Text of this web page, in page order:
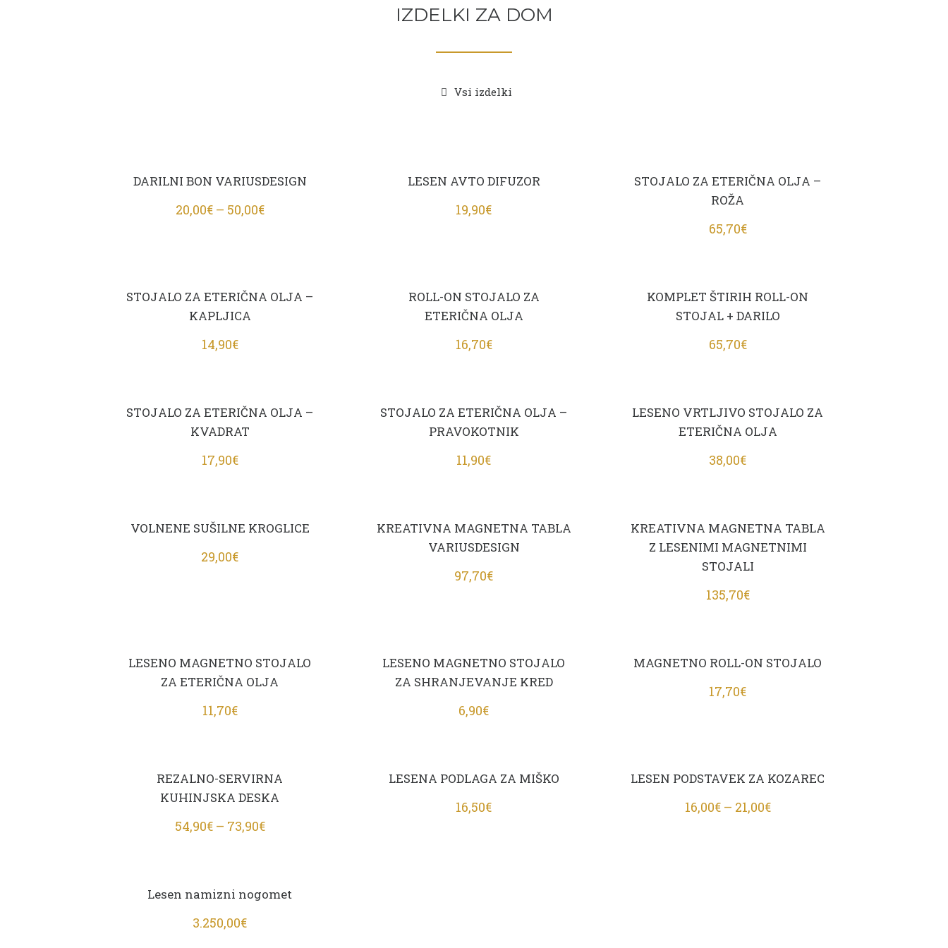
IZDELKI ZA DOM
Vsi izdelki
DARILNI BON VARIUSDESIGN
20,00€– 50,00€
LESEN AVTO DIFUZOR
19,90€
STOJALO ZA ETERIČNA OLJA –
ROŽA
65,70€
STOJALO ZA ETERIČNA OLJA –
KAPLJICA
14,90€
ROLL-ON STOJALO ZA
ETERIČNA OLJA
16,70€
KOMPLET ŠTIRIH ROLL-ON
STOJAL + DARILO
65,70€
STOJALO ZA ETERIČNA OLJA –
KVADRAT
17,90€
STOJALO ZA ETERIČNA OLJA –
PRAVOKOTNIK
11,90€
LESENO VRTLJIVO STOJALO ZA
ETERIČNA OLJA
38,00€
VOLNENE SUŠILNE KROGLICE
29,00€
KREATIVNA MAGNETNA TABLA
VARIUSDESIGN
97,70€
KREATIVNA MAGNETNA TABLA
Z LESENIMI MAGNETNIMI
STOJALI
135,70€
LESENO MAGNETNO STOJALO
ZA ETERIČNA OLJA
11,70€
LESENO MAGNETNO STOJALO
ZA SHRANJEVANJE KRED
6,90€
MAGNETNO ROLL-ON STOJALO
17,70€
REZALNO-SERVIRNA
KUHINJSKA DESKA
54,90€– 73,90€
LESENA PODLAGA ZA MIŠKO
16,50€
LESEN PODSTAVEK ZA KOZAREC
16,00€– 21,00€
Lesen namizni nogomet
3.250,00€